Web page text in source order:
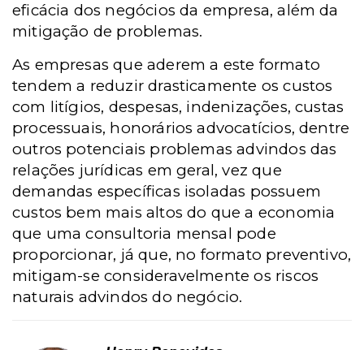
eficácia dos negócios da empresa, além da
mitigação de problemas.
As empresas que aderem a este formato
tendem a reduzir drasticamente os custos
com litígios, despesas, indenizações, custas
processuais, honorários advocatícios, dentre
outros potenciais problemas advindos das
relações jurídicas em geral, vez que
demandas específicas isoladas possuem
custos bem mais altos do que a economia
que uma consultoria mensal pode
proporcionar, já que, no formato preventivo,
mitigam-se consideravelmente os riscos
naturais advindos do negócio.